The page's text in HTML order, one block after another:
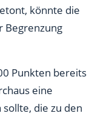
könnte die
Begrenzung
Punkten bereits
eine
die zu den